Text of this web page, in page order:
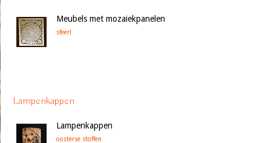
Meubels met mozaiekpanelen
sfeer!
Lampenkappen
Lampenkappen
oosterse stoffen